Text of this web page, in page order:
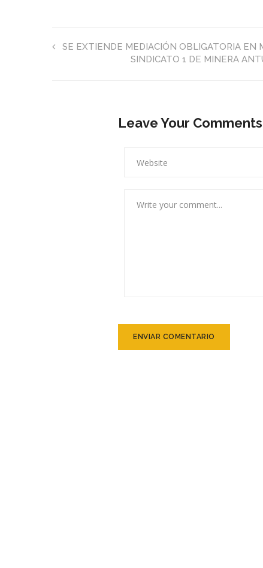
SE EXTIENDE MEDIACIÓN OBLIGATORIA EN
SINDICATO 1 DE MINERA
Leave Your Comments